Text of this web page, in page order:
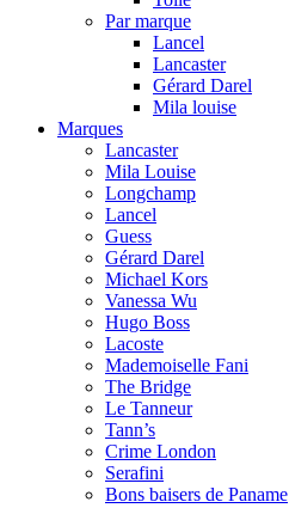
Par marque
Lancel
Lancaster
Gérard Darel
Mila louise
Marques
Lancaster
Mila Louise
Longchamp
Lancel
Guess
Gérard Darel
Michael Kors
Vanessa Wu
Hugo Boss
Lacoste
Mademoiselle Fani
The Bridge
Le Tanneur
Tann’s
Crime London
Serafini
Bons baisers de Paname